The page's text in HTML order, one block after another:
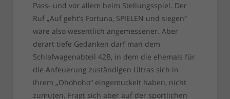
Pass- und vor allem beim Stellungsspiel. Der
Ruf „Auf geht’s Fortuna, SPIELEN und siegen“
wäre also wesentlich angemessener. Aber
derart tiefe Gedanken darf man dem
Schlafwagenabteil 42B, in dem die ehemals für
die Anfeuerung zuständigen Ultras sich in
ihrem „Ohohoho“ eingemuckelt haben, nicht
zumuten. Fragt sich aber auf der sportlichen